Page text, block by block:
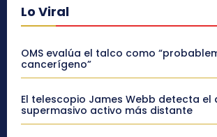
Lo Viral
OMS evalúa el talco como
cancerígeno”
El telescopio James Webb detecta el
supermasivo activo más distante